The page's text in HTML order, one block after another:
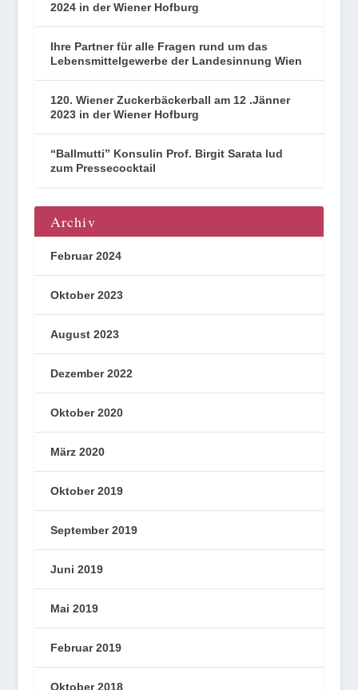
2024 in der Wiener Hofburg
Ihre Partner für alle Fragen rund um das
Lebensmittelgewerbe der Landesinnung Wien
120. Wiener Zuckerbäckerball am 12 .Jänner
2023 in der Wiener Hofburg
“Ballmutti” Konsulin Prof. Birgit Sarata lud
zum Pressecocktail
Archiv
Februar 2024
Oktober 2023
August 2023
Dezember 2022
Oktober 2020
März 2020
Oktober 2019
September 2019
Juni 2019
Mai 2019
Februar 2019
Oktober 2018